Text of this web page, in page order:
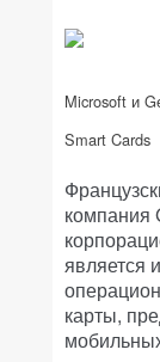
Microsoft и
Smart Cards
компания
является
карты,